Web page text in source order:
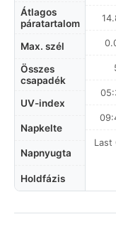
Átlagos
páratartalom
Max. szél
Összes
csapadék
UV-index
Napkelte
Napnyugta
Holdfázis
Last